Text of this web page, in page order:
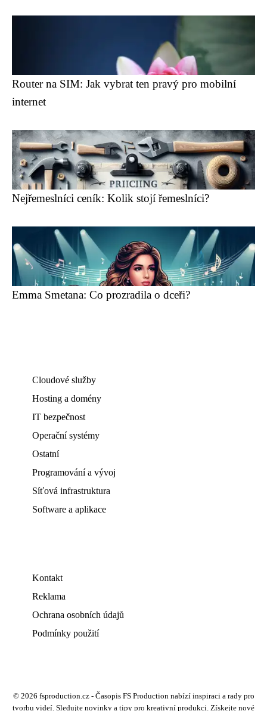
Router na SIM: Jak vybrat ten pravý pro mobilní
internet
Nejřemeslníci ceník: Kolik stojí řemeslníci?
Emma Smetana: Co prozradila o dceři?
Cloudové služby
Hosting a domény
IT bezpečnost
Operační systémy
Ostatní
Programování a vývoj
Síťová infrastruktura
Software a aplikace
Kontakt
Reklama
Ochrana osobních údajů
Podmínky použití
© 2026 fsproduction.cz - Časopis FS Production nabízí inspiraci a rady pro
tvorbu videí. Sledujte novinky a tipy pro kreativní produkci. Získejte nové